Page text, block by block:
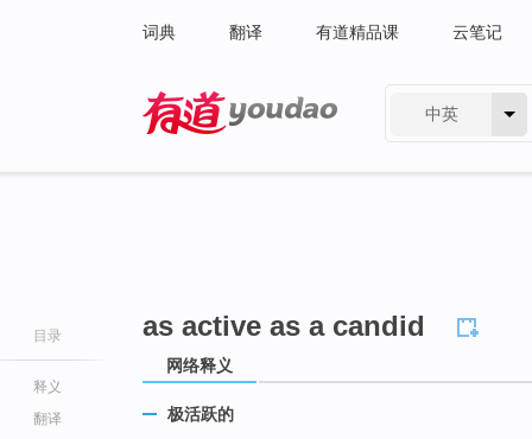
词典 翻译 有道精品课 云笔记
中英
目录
释义
翻译
as active as a candid
网络释义
极活跃的